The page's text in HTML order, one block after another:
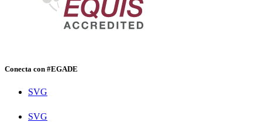
Conecta con #EGADE
SVG
SVG